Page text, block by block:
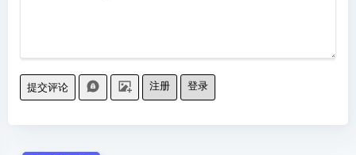
提交评论 注册 登录